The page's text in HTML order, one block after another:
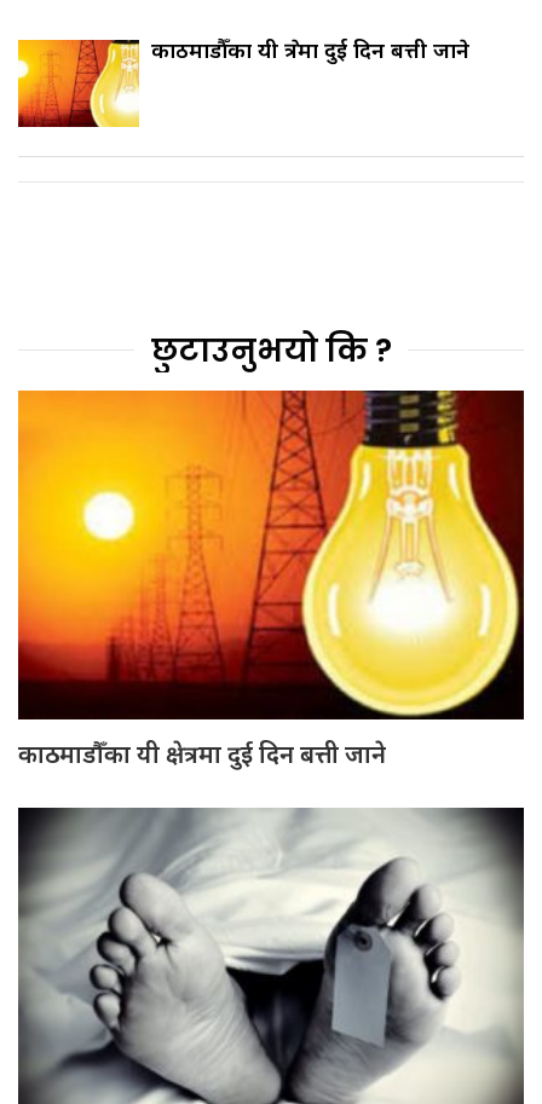
काठमाडौँका यी क्षेत्रमा दुई दिन बत्ती जाने
छुटाउनुभयो कि ?
काठमाडौँका यी क्षेत्रमा दुई दिन बत्ती जाने